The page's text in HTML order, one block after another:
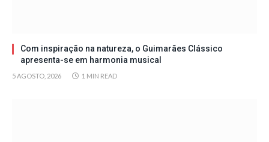
Com inspiração na natureza, o Guimarães Clássico
apresenta-se em harmonia musical
5 AGOSTO, 2026 1 MIN READ